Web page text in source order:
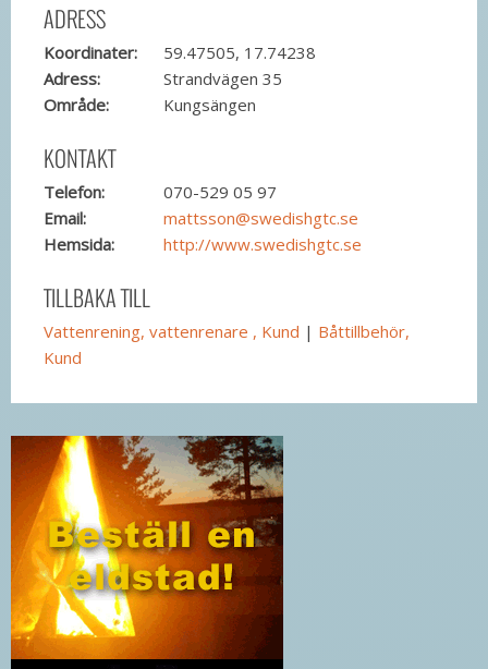
ADRESS
Koordinater:
59.47505, 17.74238
Adress:
Strandvägen 35
Område:
Kungsängen
KONTAKT
Telefon:
070-529 05 97
Email:
mattsson@swedishgtc.se
Hemsida:
http://www.swedishgtc.se
TILLBAKA TILL
Vattenrening, vattenrenare , Kund | Båttillbehör,
Kund